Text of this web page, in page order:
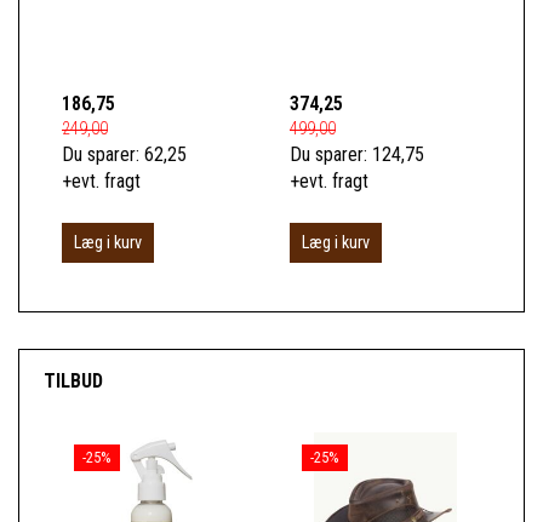
186,75
249,00
Du sparer: 62,25
+evt. fragt
Læg i kurv
374,25
499,00
Du sparer: 124,75
+evt. fragt
Læg i kurv
TILBUD
-25% -25%